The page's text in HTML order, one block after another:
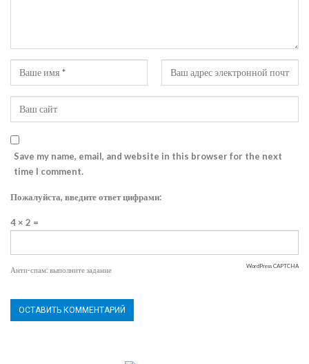
Save my name, email, and website in this browser for the next
time I comment.
Пожалуйста, введите ответ цифрами:
4 × 2 =
Анти-спам: выполните задание WordPress CAPTCHA